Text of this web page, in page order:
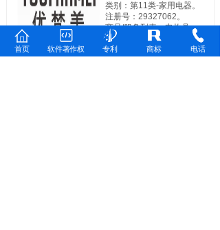
类别：第11类-家用电器。
注册号：29327062。
商品/服务列表：电炊具；
烹调用装置和设备；空气
净化装置和机器；水龙
首页 软件著作权 专利 商标 电话